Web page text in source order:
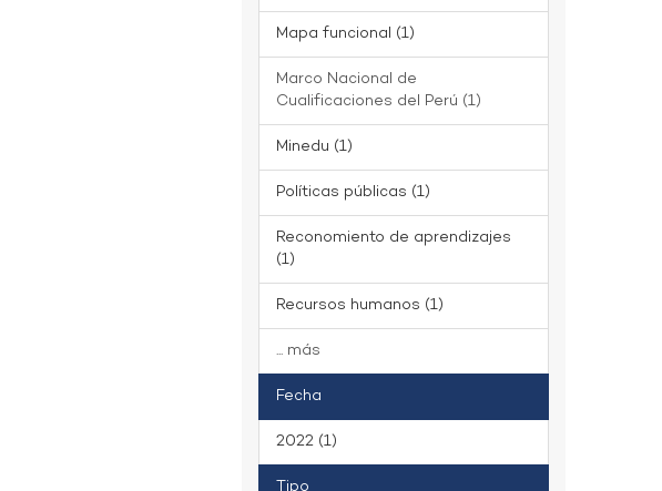
Mapa funcional (1)
Marco Nacional de
Cualificaciones del Perú (1)
Minedu (1)
Políticas públicas (1)
Reconomiento de aprendizajes
(1)
Recursos humanos (1)
... más
Fecha
2022 (1)